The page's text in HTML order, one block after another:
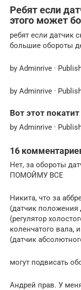
Ребят если
этого может
ребят если датчик
большие обороты
by Adminrive ·
by Adminrive ·
Вот этот
by Adminrive ·
16
Нет, за обороты
ПОМОЙМУ ВСЕ
Никита, что за
(датчик положения
(регулятор
коленчатого вала,
(датчик
могут подвисать
Андрей прав. У